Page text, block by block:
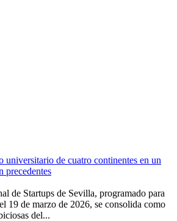
universitario de cuatro continentes en un
precedentes
de Startups de Sevilla, programado para
19 de marzo de 2026, se consolida como
del...